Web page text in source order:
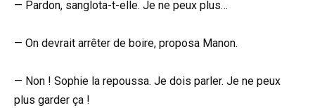
— Pardon, sanglota-t-elle. Je ne peux plus…
— On devrait arrêter de boire, proposa Manon.
— Non ! Sophie la repoussa. Je dois parler. Je ne peux
plus garder ça !